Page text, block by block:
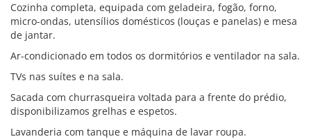
Cozinha completa, equipada com geladeira, fogão, forno,
micro-ondas, utensílios domésticos (louças e panelas) e mesa
de jantar.
Ar-condicionado em todos os dormitórios e ventilador na sala.
TVs nas suítes e na sala.
Sacada com churrasqueira voltada para a frente do prédio,
disponibilizamos grelhas e espetos.
Lavanderia com tanque e máquina de lavar roupa.